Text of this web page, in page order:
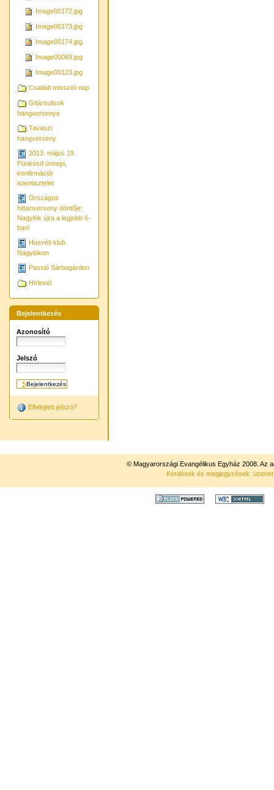
Image00172.jpg
Image00173.jpg
Image00174.jpg
Image00069.jpg
Image00123.jpg
Családi missziói nap
Gitársulisok
hangversenye
Tavaszi
hangverseny
2013. május 19.
Pünkösd ünnepi,
konfirmációi
istentisztelet
Országos
hittanverseny döntője:
Nagylók újra a legjobb 6-
ban!
Húsvéti klub
Nagylókon
Passió Sárbogárdon
Hírlevél
Bejelentkezés
Azonosító
Jelszó
Elfelejtett jelszó?
© Magyarországi Evangélikus Egyház 2008. Az
Kérdések és megjegyzések: